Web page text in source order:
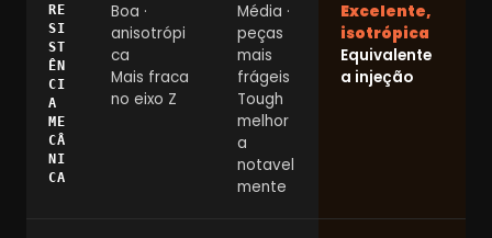
RE
SI
ST
ÊN
CI
A
ME
CÂ
NI
CA
Boa ·
anisotrópi
ca
Mais fraca
no eixo Z
Média ·
peças
mais
frágeis
Tough
melhor
a
notavel
mente
Excelente,
isotrópica
Equivalente
a injeção